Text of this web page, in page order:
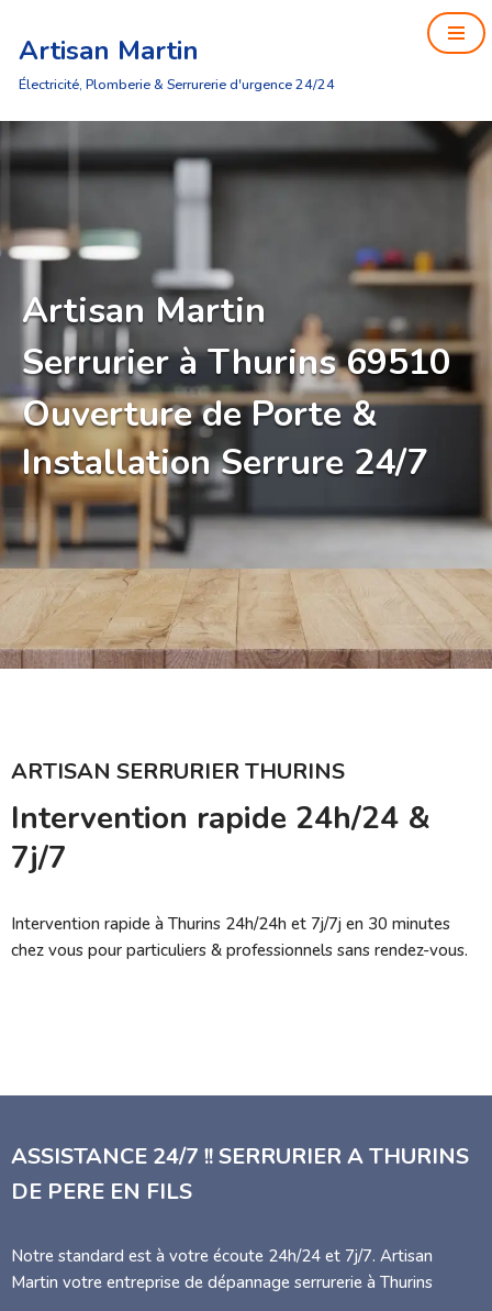
Aller
au
Artisan Martin
Électricité, Plomberie & Serrurerie d'urgence 24/24
Artisan Martin
Serrurier à Thurins 69510
Ouverture de Porte &
Installation Serrure 24/7
ARTISAN SERRURIER THURINS
Intervention rapide 24h/24 &
7j/7
Intervention rapide à Thurins 24h/24h et 7j/7j en 30 minutes
chez vous pour particuliers & professionnels sans rendez-vous.
ASSISTANCE 24/7 !! SERRURIER A THURINS
DE PERE EN FILS
Notre standard est à votre écoute 24h/24 et 7j/7. Artisan
Martin votre entreprise de dépannage serrurerie à Thurins